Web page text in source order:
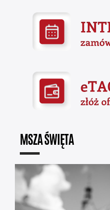
MSZA ŚWIĘTA